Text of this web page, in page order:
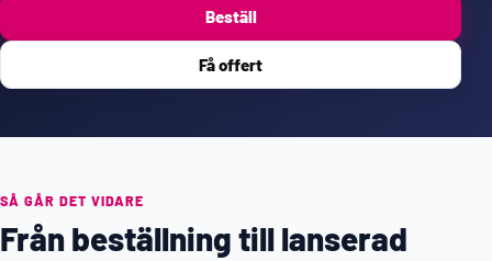
Beställ
Få offert
SÅ GÅR DET VIDARE
Från beställning till lanserad